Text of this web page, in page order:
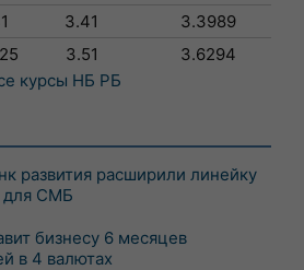
3.41
3.3989
3.51
3.6294
курсы НБ РБ
развития расширили линейку
для СМБ
бизнесу 6 месяцев
в 4 валютах